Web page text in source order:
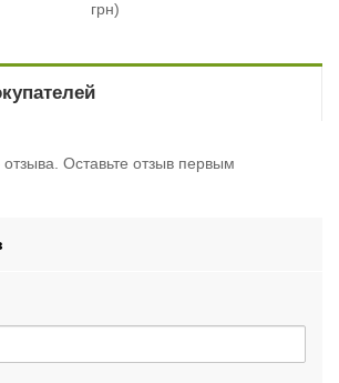
грн)
Оставьте отзыв первым